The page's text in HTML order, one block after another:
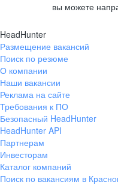
вы можете
HeadHunter
Размещение вакансий
Поиск по резюме
О компании
Наши вакансии
Реклама на сайте
Требования к ПО
Безопасный HeadHunter
HeadHunter API
Партнерам
Инвесторам
Каталог компаний
Поиск по вакансиям в